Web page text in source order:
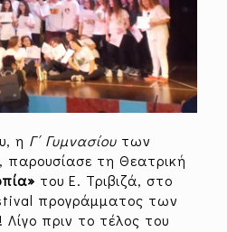
η Γ΄ Γυμνασίου των
παρουσίασε τη Θεατρική
του Ε. Τριβιζά, στο
προγράμματος των
πριν το τέλος του